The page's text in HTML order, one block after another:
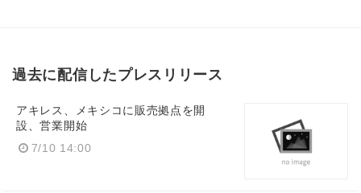
過去に配信したプレスリリース
アキレス、メキシコに販売拠点を開
設、営業開始
7/10 14:00